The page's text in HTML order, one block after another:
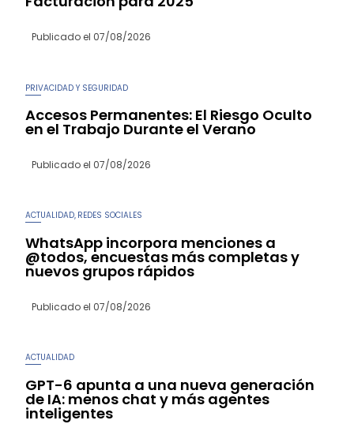
Publicado el 07/08/2026
PRIVACIDAD Y SEGURIDAD
Accesos Permanentes: El Riesgo Oculto
en el Trabajo Durante el Verano
Publicado el 07/08/2026
ACTUALIDAD, REDES SOCIALES
WhatsApp incorpora menciones a
@todos, encuestas más completas y
nuevos grupos rápidos
Publicado el 07/08/2026
ACTUALIDAD
GPT-6 apunta a una nueva generación
de IA: menos chat y más agentes
inteligentes